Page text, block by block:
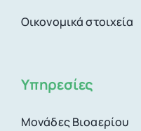
Οικονομικά στοιχεία
Υπηρεσίες
Μονάδες Βιοαερίου